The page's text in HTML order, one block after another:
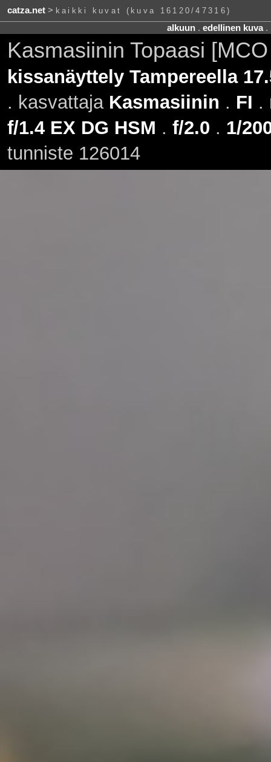
catza.net> kaikki kuvat (kuva 16120/47316)
alkuun. edellinen kuva.
Kasmasiinin Topaasi
kissanäyttely Tampereella
. kasvattaja Kasmasiinin . FI .
f/1.4 EX DG HSM . f/2.0 . 1/
tunniste 126014